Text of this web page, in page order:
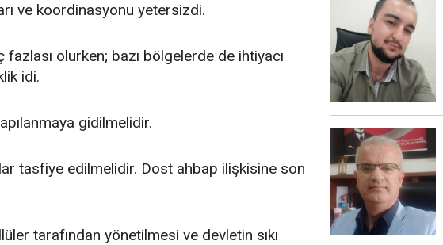
ve koordinasyonu yetersizdi.
olurken; bazı bölgelerde de ihtiyacı
idi.
gidilmelidir.
tasfiye edilmelidir. Dost ahbap ilişkisine son
tarafından yönetilmesi ve devletin sıkı